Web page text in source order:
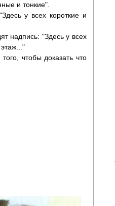
и тонкие".
у всех короткие и
надпись: "Здесь у всех
чтобы доказать что